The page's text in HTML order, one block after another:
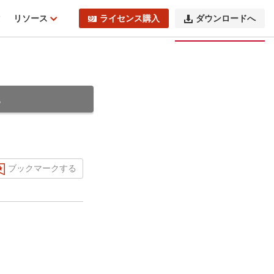
リソース ライセンス購入 ダウンロードへ
ブックマークする